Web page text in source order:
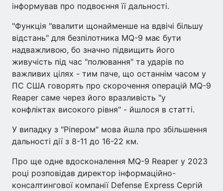
інформував про подвоєння її дальності.
"Функція "ввалити щонайменше на вдвічі більшу
відстань" для безпілотника MQ-9 має бути
надважливою, бо значно підвищить його
живучість під час "полювання" та ударів по
важливих цілях - тим паче, що останнім часом у
ПС США говорять про скорочення операцій MQ-9
Reaper саме через його вразливість "у
конфліктах високого рівня" - йшлося в статті.
У випадку з "Ріпером" мова йшла про збільшення
дальності дії з 8-11 до 16-22 км.
Про ще одне вдосконалення MQ-9 Reaper у 2023
році розповідав директор інформаційно-
консалтингової компанії Defense Express Сергій